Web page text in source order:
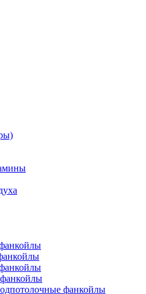
фанкойлы